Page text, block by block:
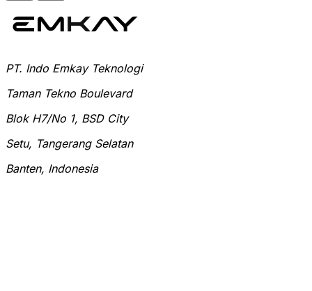
PT. Indo Emkay Teknologi
Taman Tekno Boulevard
Blok H7/No 1, BSD City
Setu, Tangerang Selatan
Banten, Indonesia